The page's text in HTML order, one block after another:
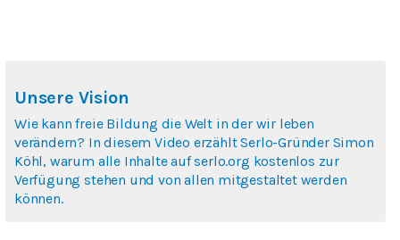
Unsere Vision
Wie kann freie Bildung die Welt in der wir leben
verändern? In diesem Video erzählt Serlo-Gründer Simon
Köhl, warum alle Inhalte auf serlo.org kostenlos zur
Verfügung stehen und von allen mitgestaltet werden
können.